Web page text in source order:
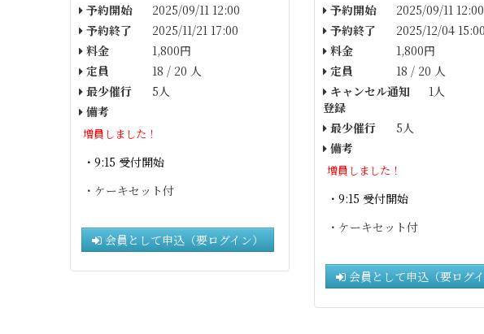
予約開始
2025/09/11 12:00
予約終了
2025/11/21 17:00
料金
1,800円
定員
18 / 20 人
最少催行
5人
備考
増員しました！
・9:15 受付開始
・ケーキセット付
会員として申込（要ログイン）
予約開始
2025/09/11 12:00
予約終了
2025/12/04 15:00
料金
1,800円
定員
18 / 20 人
キャンセル通知
登録
1人
最少催行
5人
備考
増員しました！
・9:15 受付開始
・ケーキセット付
会員として申込（要ログイ